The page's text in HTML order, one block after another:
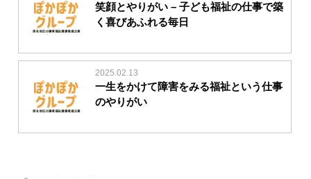
笑顔とやりがい – 子ども福祉の仕事で築
く喜びあふれる毎日
2025.02.13
一生をかけて障害をみる福祉という仕事
のやりがい